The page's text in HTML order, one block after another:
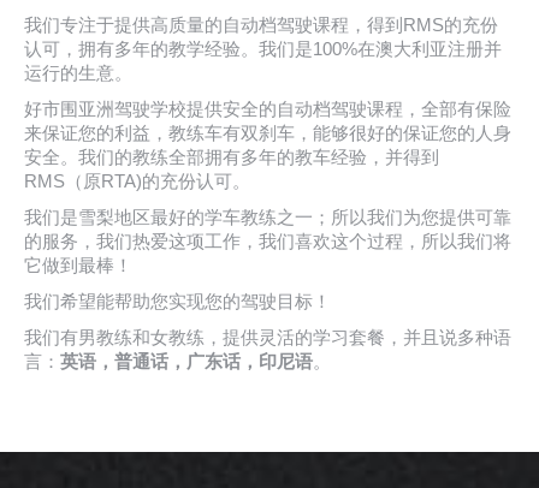
我们专注于提供高质量的自动档驾驶课程，得到RMS的充份
认可，拥有多年的教学经验。我们是100%在澳大利亚注册并
运行的生意。
好市围亚洲驾驶学校提供安全的自动档驾驶课程，全部有保险
来保证您的利益，教练车有双刹车，能够很好的保证您的人身
安全。我们的教练全部拥有多年的教车经验，并得到
RMS（原RTA)的充份认可。
我们是雪梨地区最好的学车教练之一；所以我们为您提供可靠
的服务，我们热爱这项工作，我们喜欢这个过程，所以我们将
它做到最棒！
我们希望能帮助您实现您的驾驶目标！
我们有男教练和女教练，提供灵活的学习套餐，并且说多种语
言： 英语，普通话，广东话，印尼语。